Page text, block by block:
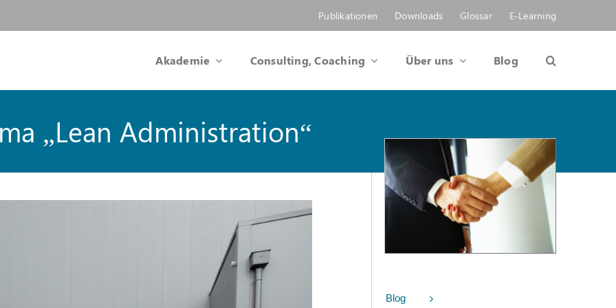
Publikationen Downloads Glossar E-Learning
Akademie Consulting, Coaching Über uns Blog
„Lean Administration“
Blog